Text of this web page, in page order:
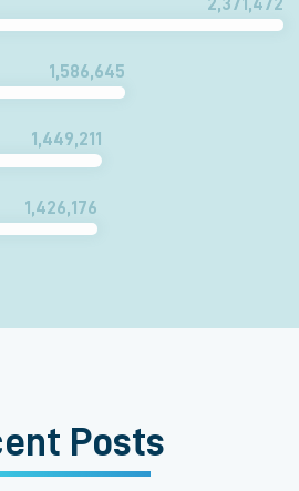
1,586,645
1,449,211
1,426,176
Posts